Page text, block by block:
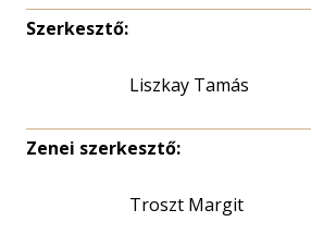
Szerkesztő:
Liszkay Tamás
Zenei szerkesztő:
Troszt Margit